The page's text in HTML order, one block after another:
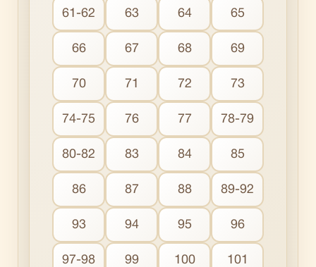
61-62 63 64 65
66 67 68 69
70 71 72 73
74-75 76 77 78-79
80-82 83 84 85
86 87 88 89-92
93 94 95 96
97-98 99 100 101